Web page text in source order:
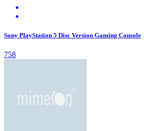
Sony PlayStation 5 Disc Version Gaming Console
758